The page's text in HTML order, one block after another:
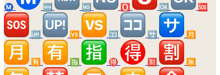
Ⓜ️ 🆕 🆖 🅾️ 🆗 🆘
🆙 🆚 🈁 🈂️ 🈷️
🈶 🈯 🉐 🈹 🈚